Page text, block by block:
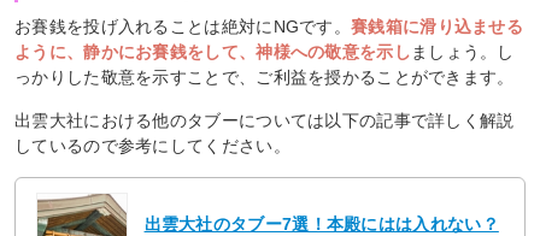
お賽銭を投げ入れることは絶対にNGです。賽銭箱に滑り込ませる
ように、静かにお賽銭をして、神様への敬意を示し ましょう。し
っかりした敬意を示すことで、ご利益を授かることができます。
出雲大社における他のタブーについては以下の記事で詳しく解説
しているので参考にしてください。
出雲大社のタブー7選！本殿にはは入れない？